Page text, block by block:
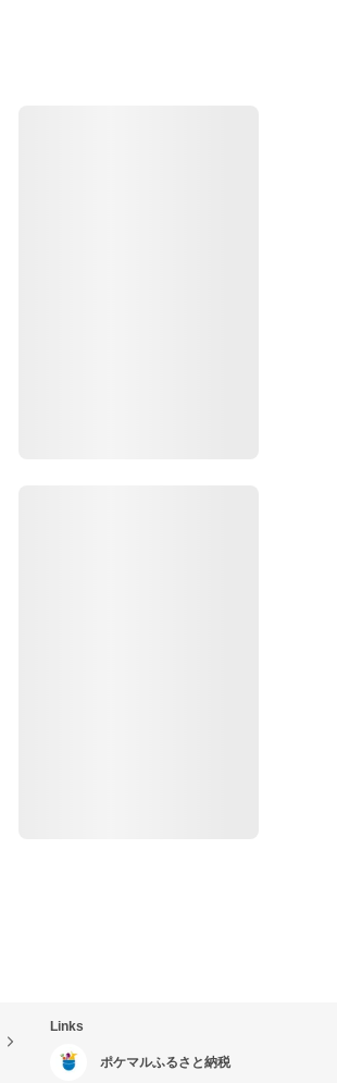
Links
ポケマルふるさと納税